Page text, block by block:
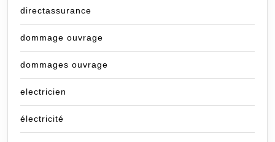
directassurance
dommage ouvrage
dommages ouvrage
electricien
électricité